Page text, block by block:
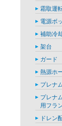
霜取運
電源ボ
補助冷
架台
ガード
熱源ホ
プレナ
プレナ
用フラ
ドレン